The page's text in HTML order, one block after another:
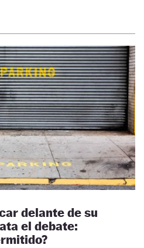
delante de su
el debate: